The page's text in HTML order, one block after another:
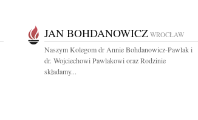
JAN BOHDANOWICZ WROCŁAW
Naszym Kolegom dr Annie Bohdanowicz-Pawlak i
dr. Wojciechowi Pawlakowi oraz Rodzinie
składamy...